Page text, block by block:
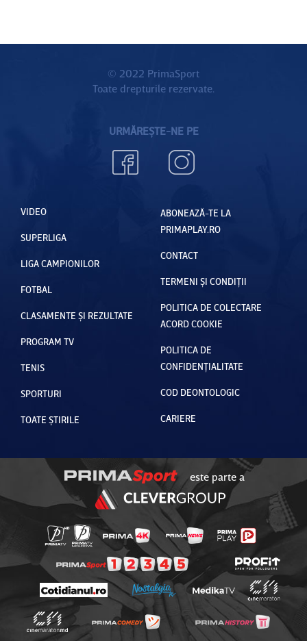
© 2022 PrimaSport
Toate drepturile rezervate.
URMĂREȘTE-NE PE
VIDEO
SUPERLIGA
LIGA CAMPIONILOR
FOTBAL
CLASAMENTE ȘI REZULTATE
PROGRAM TV
TENIS
SPORTURI
TOATE ȘTIRILE
ABONEAZĂ-TE LA
PRIMAPLAY.RO
CONTACT
TERMENI ȘI CONDIȚII
POLITICA DE COLECTARE
ACORD COOKIE
POLITICA DE
CONFIDENȚIALITATE
COD DEONTOLOGIC
CARIERE
este parte a